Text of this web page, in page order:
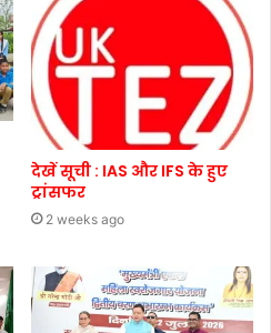
देखें सूची : IAS और IFS के हुए
ट्रांसफर
2 weeks ago